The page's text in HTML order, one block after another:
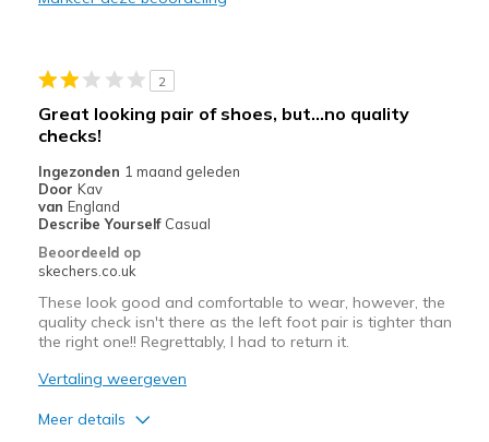
2
Great looking pair of shoes, but...no quality
checks!
Ingezonden 1 maand geleden
Door Kav
van England
Describe Yourself Casual
Beoordeeld op
skechers.co.uk
These look good and comfortable to wear, however, the
quality check isn't there as the left foot pair is tighter than
the right one!! Regrettably, I had to return it.
Vertaling weergeven
Meer details